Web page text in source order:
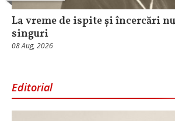
La vreme de ispite și încercări
singuri
08 Aug, 2026
Editorial